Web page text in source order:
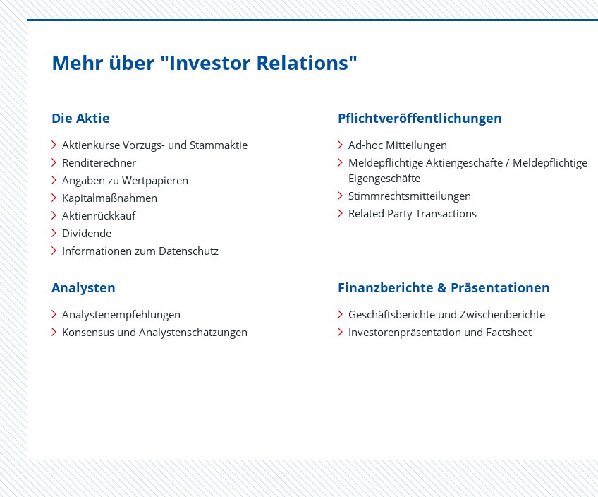
Mehr über "Investor Relations"
Die Aktie
Aktienkurse Vorzugs- und Stammaktie
Renditerechner
Angaben zu Wertpapieren
Kapitalmaßnahmen
Aktienrückkauf
Dividende
Informationen zum Datenschutz
Pflichtveröffentlichungen
Ad-hoc Mitteilungen
Meldepflichtige Aktiengeschäfte / Meldepflichtige
Eigengeschäfte
Stimmrechtsmitteilungen
Related Party Transactions
Analysten
Analystenempfehlungen
Konsensus und Analystenschätzungen
Finanzberichte & Präsentationen
Geschäftsberichte und Zwischenberichte
Investorenpräsentation und Factsheet